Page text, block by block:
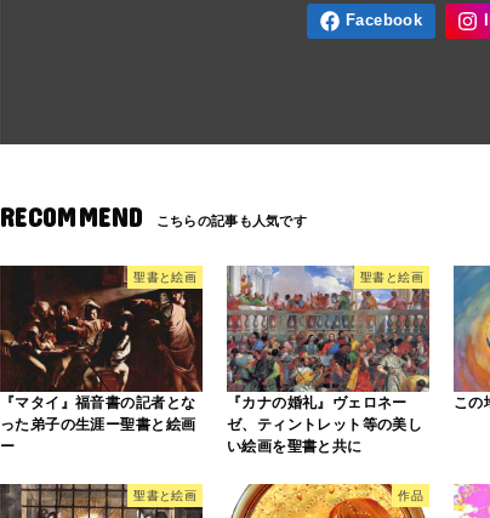
RECOMMEND
聖書と絵画
『マタイ』福音書の記者とな
った弟子の生涯ー聖書と絵画
ー
聖書と絵画
『カナの婚礼』ヴェロネー
ゼ、ティントレット等の美し
い絵画を聖書と共に
この
聖書と絵画 作品